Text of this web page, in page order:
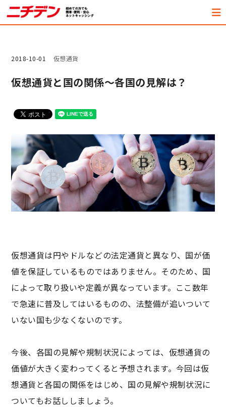
2018-10-01 仮想通貨
仮想通貨と国の関係～各国の見解は？
仮想通貨は円やドルなどの法定通貨と異なり、国が価
値を保証しているものではありません。そのため、国
によって取り扱いや定義が異なっています。ここ数年
で急速に普及してはいるものの、法整備が追いついて
いない国も少なくないのです。
今後、各国の見解や規制状況によっては、仮想通貨の
価値が大きく変わってくると予想されます。今回は仮
想通貨と各国の関係をはじめ、国の見解や規制状況に
ついてもお話ししましょう。